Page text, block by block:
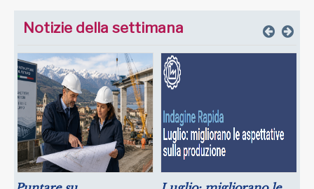
Notizie della settimana